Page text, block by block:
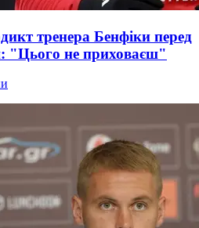
тренера Бенфіки перед
"Цього не приховаєш"